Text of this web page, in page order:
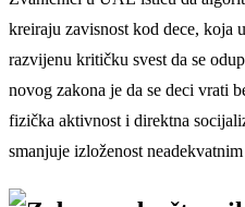
kreiraju zavisnost kod dece, koja
razvijenu kritičku svest da se
novog zakona je da se deci vrati
fizička aktivnost i direktna
smanjuje izloženost